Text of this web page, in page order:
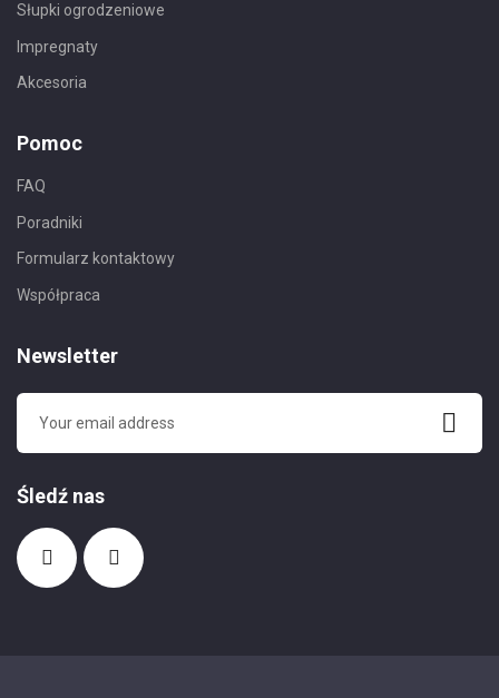
Słupki ogrodzeniowe
Impregnaty
Akcesoria
Pomoc
FAQ
Poradniki
Formularz kontaktowy
Współpraca
Newsletter
Śledź nas